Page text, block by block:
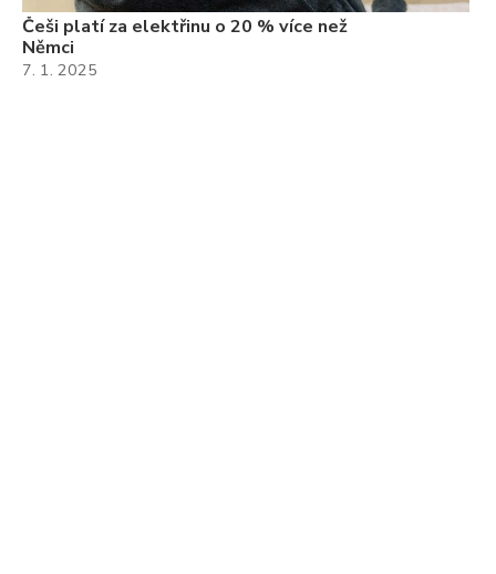
Češi platí za elektřinu o 20 % více než
Němci
7. 1. 2025